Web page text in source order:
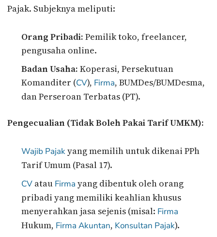
Pajak. Subjeknya meliputi:
Orang Pribadi: Pemilik toko, freelancer,
pengusaha online.
Badan Usaha: Koperasi, Persekutuan
Komanditer (CV), Firma, BUMDes/BUMDesma,
dan Perseroan Terbatas (PT).
Pengecualian (Tidak Boleh Pakai Tarif UMKM):
Wajib Pajakyang memilih untuk dikenai PPh
Tarif Umum (Pasal 17).
CV atau Firma yang dibentuk oleh orang
pribadi yang memiliki keahlian khusus
menyerahkan jasa sejenis (misal: Firma
Hukum, Firma Akuntan, Konsultan Pajak).